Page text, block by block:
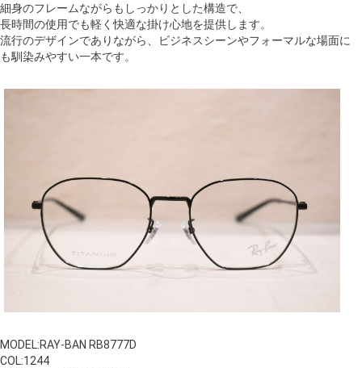
細身のフレームながらもしっかりとした構造で、
長時間の使用でも軽く快適な掛け心地を提供します。
流行のデザインでありながら、ビジネスシーンやフォーマルな場面に
も馴染みやすい一本です。
MODEL:RAY-BAN RB8777D
COL:1244